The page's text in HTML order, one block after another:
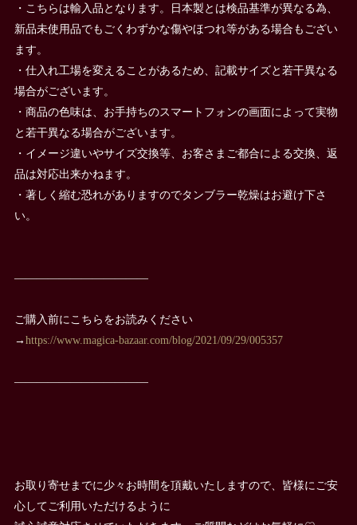
・こちらは輸入品となります。日本製とは検品基準が異なる為、
新品未使用品でもごくわずかな傷やほつれ等がある場合もござい
ます。
・仕入れ工場を変えることがあるため、記載サイズと若干異なる
場合がございます。
・商品の色味は、お手持ちのスマートフォンの画面によって実物
と若干異なる場合がございます。
・イメージ違いやサイズ交換等、お客さまご都合による交換、返
品は対応出来かねます。
・著しく縮む恐れがありますのでタンブラー乾燥はお避け下さ
い。
————————————
ご購入前にこちらをお読みください
→https://www.magica-bazaar.com/blog/2021/09/29/005357
————————————
お取り寄せまでに少々お時間を頂戴いたしますので、皆様にご安
心してご利用いただけるように